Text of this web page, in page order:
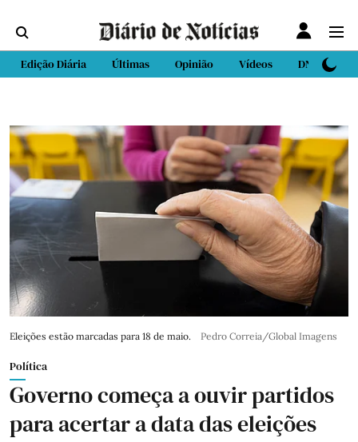
Edição Diária Últimas Opinião Vídeos DN Sport
Eleições estão marcadas para 18 de maio. Pedro Correia/Global Imagens
Política
Governo começa a ouvir partidos
para acertar a data das eleições